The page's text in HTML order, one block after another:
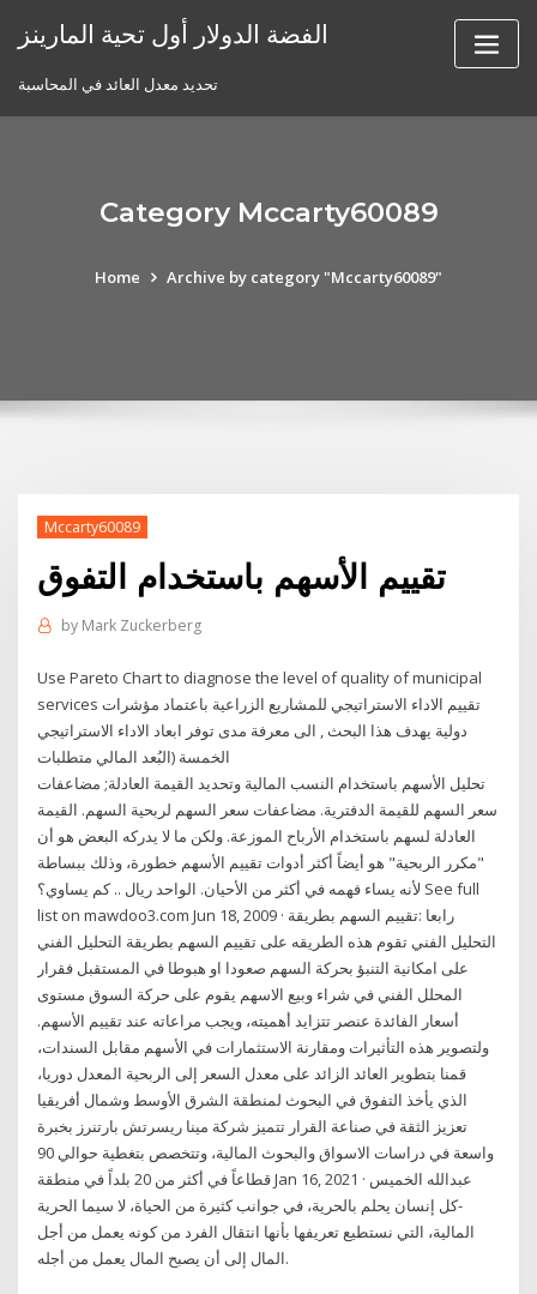
الفضة الدولار أول تحية المارينز
تحديد معدل العائد في المحاسبة
Category Mccarty60089
Home Archive by category "Mccarty60089"
Mccarty60089
تقييم الأسهم باستخدام التفوق
by Mark Zuckerberg
Use Pareto Chart to diagnose the level of quality of municipal
services تقييم الاداء الاستراتيجي للمشاريع الزراعية باعتماد مؤشرات
دولية يهدف هذا البحث , الى معرفة مدى توفر ابعاد الاداء الاستراتيجي
الخمسة (البُعد المالي متطلبات
تحليل الأسهم باستخدام النسب المالية وتحديد القيمة العادلة; مضاعفات
سعر السهم للقيمة الدفترية. مضاعفات سعر السهم لربحية السهم. القيمة
العادلة لسهم باستخدام الأرباح الموزعة. ولكن ما لا يدركه البعض هو أن
"مكرر الربحية" هو أيضاً أكثر أدوات تقييم الأسهم خطورة، وذلك ببساطة
لأنه يساء فهمه في أكثر من الأحيان. الواحد ريال .. كم يساوي؟ See full
list on mawdoo3.com Jun 18, 2009 · رابعا :تقييم السهم بطريقة
التحليل الفني تقوم هذه الطريقه على تقييم السهم بطريقة التحليل الفني
على امكانية التنبؤ بحركة السهم صعودا او هبوطا في المستقبل فقرار
المحلل الفني في شراء وبيع الاسهم يقوم على حركة السوق مستوى
أسعار الفائدة عنصر تتزايد أهميته، ويجب مراعاته عند تقييم الأسهم.
ولتصوير هذه التأثيرات ومقارنة الاستثمارات في الأسهم مقابل السندات،
قمنا بتطوير العائد الزائد على معدل السعر إلى الربحية المعدل دوريا،
الذي يأخذ التفوق في البحوث لمنطقة الشرق الأوسط وشمال أفريقيا
تعزيز الثقة في صناعة القرار تتميز شركة مينا ريسرتش بارتنرز بخبرة
واسعة في دراسات الاسواق والبحوث المالية، وتتخصص بتغطية حوالي 90
قطاعاً في أكثر من 20 بلداً في منطقة Jan 16, 2021 · عبدالله الخميس
-كل إنسان يحلم بالحرية، في جوانب كثيرة من الحياة، لا سيما الحرية
المالية، التي نستطيع تعريفها بأنها انتقال الفرد من كونه يعمل من أجل
المال إلى أن يصبح المال يعمل من أجله.